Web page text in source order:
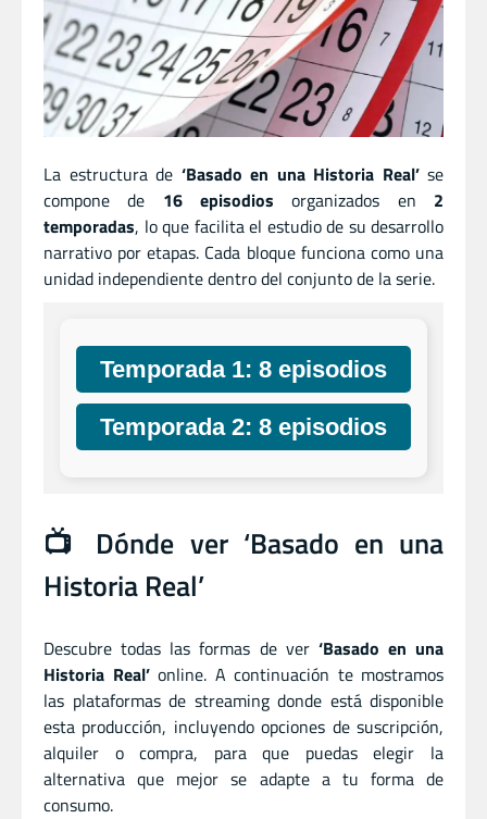
La estructura de ‘Basado en una Historia Real’se
compone de 16 episodios organizados en 2
temporadas, lo que facilita el estudio de su desarrollo
narrativo por etapas. Cada bloque funciona como una
unidad independiente dentro del conjunto de la serie.
Temporada 1: 8 episodios
Temporada 2: 8 episodios
📺 Dónde ver ‘Basado en una
Historia Real’
Descubre todas las formas de ver ‘Basado en una
Historia Real’online. A continuación te mostramos
las plataformas de streaming donde está disponible
esta producción, incluyendo opciones de suscripción,
alquiler o compra, para que puedas elegir la
alternativa que mejor se adapte a tu forma de
consumo.